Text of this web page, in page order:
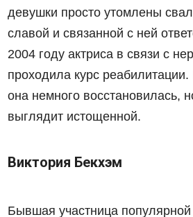
девушки просто утомлены
славой и связанной с ней
2004 году актриса в связи с
проходила курс
она немного восстановилась,
выглядит истощенной.
Виктория Бекхэм
Бывшая участница